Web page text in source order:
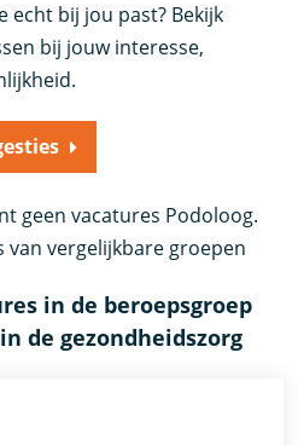
echt bij jou past? Bekijk
bij jouw interesse,
geen vacatures Podoloog.
van vergelijkbare groepen
in de beroepsgroep
de gezondheidszorg